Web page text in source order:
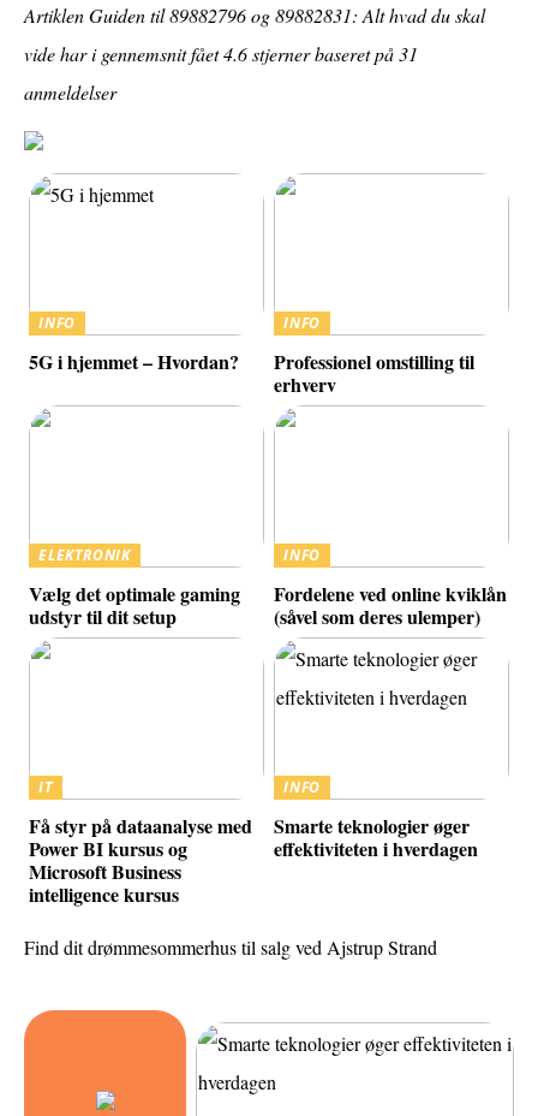
Artiklen Guiden til 89882796 og 89882831: Alt hvad du skal
vide har i gennemsnit fået4.6stjerner baseret på31
anmeldelser
INFO
5G i hjemmet – Hvordan?
INFO
Professionel omstilling til
erhverv
ELEKTRONIK
Vælg det optimale gaming
udstyr til dit setup
INFO
Fordelene ved online kviklån
(såvel som deres ulemper)
IT
Få styr på dataanalyse med
Power BI kursus og
Microsoft Business
intelligence kursus
INFO
Smarte teknologier øger
effektiviteten i hverdagen
Find dit drømmesommerhus til salg ved Ajstrup Strand